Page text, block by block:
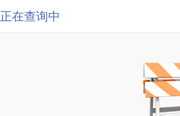
正在查询中